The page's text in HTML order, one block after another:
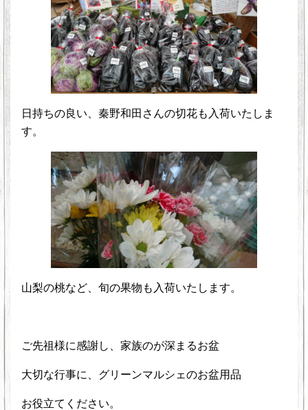
日持ちの良い、秦野和田さんの切花も入荷いたしま
す。
山梨の桃など、旬の果物も入荷いたします。
ご先祖様に感謝し、家族のが深まるお盆
大切な行事に、グリーンマルシェのお盆用品
お役立てください。